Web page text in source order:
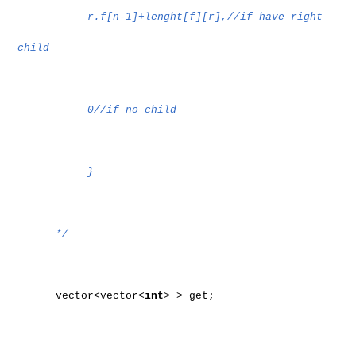
r.f[n-1]+lenght[f][r],//if have right
child
0//if no child
}
*/
vector<vector<int> > get;